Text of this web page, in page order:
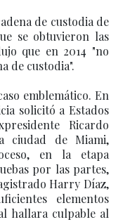
de custodia de
se obtuvieron las
que en 2014 "no
de custodia".
emblemático. En
solicitó a Estados
Ricardo
ciudad de Miami,
en la etapa
por las partes,
Harry Díaz,
elementos
hallara culpable al